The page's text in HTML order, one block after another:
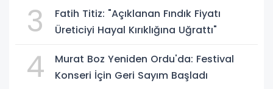
3
Fatih Titiz: "Açıklanan Fındık Fiyatı
Üreticiyi Hayal Kırıklığına Uğrattı"
4
Murat Boz Yeniden Ordu'da: Festival
Konseri İçin Geri Sayım Başladı